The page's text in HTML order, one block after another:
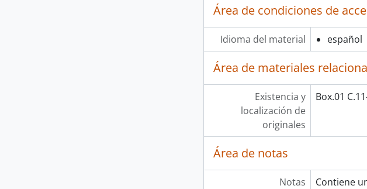
Área de condiciones de
Idioma del material español
Área de materiales
Existencia y
localización de
originales
Box.01
Área de notas
Notas
Contiene